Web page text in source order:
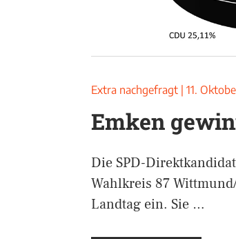
Extra nachgefragt 11.
Emken
Die SPD-
Wahlkreis 87
Landtag ein. Sie …